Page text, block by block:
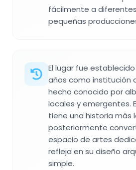
fácilmente a
pequeñas
El lugar fue
años como institución
hecho conocido por
locales y emergentes.
tiene una historia más
posteriormente
espacio de artes
refleja en su diseño
simple.